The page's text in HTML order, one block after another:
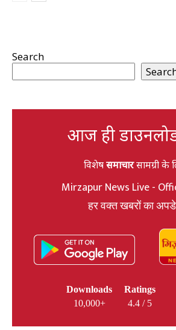
Search
आज ही
विशेषसमाचारसामग्री के
Mirzapur News Live -
हर वक्त खबरों का
Downloads
10,000+
Ratings
4.4 / 5